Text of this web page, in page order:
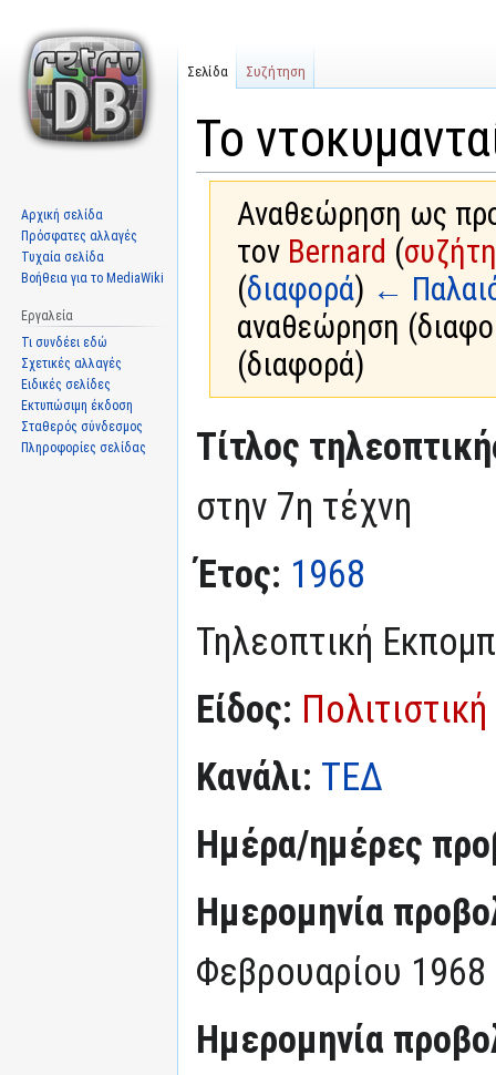
Το
Αναθεώρηση ως
τον Bernard (
(διαφορά) ←
αναθεώρηση
(διαφορά)
Μετάβαση
στην
Πήδηση
στην
Τίτλος
στην 7η τέχνη
Έτος: 1968
Τηλεοπτική
Είδος: Πολιτιστική
Κανάλι: ΤΕΔ
Ημέρα/ημέρες
Ημερομηνία
Φεβρουαρίου 1968
Ημερομηνία
Σελίδα Συζήτηση
Αρχική σελίδα
Πρόσφατες αλλαγές
Τυχαία σελίδα
Βοήθεια για το MediaWiki
Εργαλεία
Τι συνδέει εδώ
Σχετικές αλλαγές
Ειδικές σελίδες
Εκτυπώσιμη έκδοση
Σταθερός σύνδεσμος
Πληροφορίες σελίδας